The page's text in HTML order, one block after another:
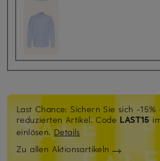
Last Chance: Sichern Sie sich -
reduzierten Artikel. Code LAST15
einlösen.Details
Zu allen Aktionsartikeln